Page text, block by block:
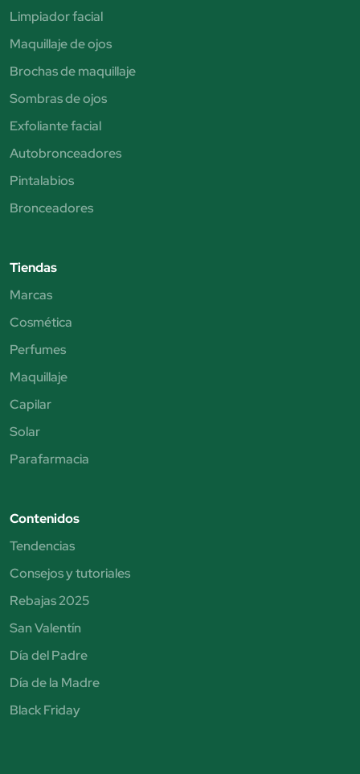
Limpiador facial
Maquillaje de ojos
Brochas de maquillaje
Sombras de ojos
Exfoliante facial
Autobronceadores
Pintalabios
Bronceadores
Tiendas
Marcas
Cosmética
Perfumes
Maquillaje
Capilar
Solar
Parafarmacia
Contenidos
Tendencias
Consejos y tutoriales
Rebajas 2025
San Valentín
Día del Padre
Día de la Madre
Black Friday